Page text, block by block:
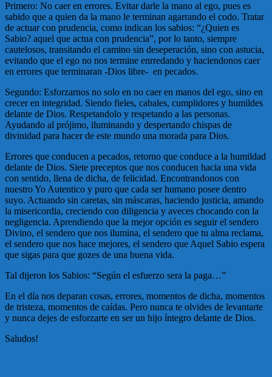
Primero: No caer en errores. Evitar darle la mano al ego, pues es
sabido que a quien da la mano le terminan agarrando el codo. Tratar
de actuar con prudencia, como indican los sabios: “¿Quien es
Sabio? aquel que actua con prudencia”, por lo tanto, siempre
cautelosos, transitando el camino sin deseperación, sino con astucia,
evitando que el ego no nos termine enrredando y haciendonos caer
en errores que terminaran -Dios libre- en pecados.
Segundo: Esforzarnos no solo en no caer en manos del ego, sino en
crecer en integridad. Siendo fieles, cabales, cumplidores y humildes
delante de Dios. Respetandolo y respetando a las personas.
Ayudando al prójimo, iluminando y despertando chispas de
divinidad para hacer de este mundo una morada para Dios.
Errores que conducen a pecados, retorno que conduce a la humildad
delante de Dios. Siete preceptos que nos conducen hacia una vida
con sentido, llena de dicha, de felicidad. Encontrandonos con
nuestro Yo Autentico y puro que cada ser humano posee dentro
suyo. Actuando sin caretas, sin máscaras, haciendo justicia, amando
la misericordia, creciendo con diligencia y aveces chocando con la
negligencia. Aprendiendo que la mejor opción es seguir el sendero
Divino, el sendero que nos ilumina, el sendero que tu alma reclama,
el sendero que nos hace mejores, el sendero que Aquel Sabio espera
que sigas para que gozes de una buena vida.
Tal dijeron los Sabios: “Según el esfuerzo sera la paga…”
En el día nos deparan cosas, errores, momentos de dicha, momentos
de tristeza, momentos de caídas. Pero nunca te olvides de levantarte
y nunca dejes de esforzarte en ser un hijo íntegro delante de Dios.
Saludos!